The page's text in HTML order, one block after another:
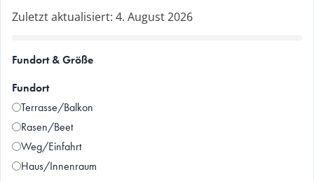
Zuletzt aktualisiert: 4. August 2026
Fundort & Größe
Fundort
Terrasse/Balkon
Rasen/Beet
Weg/Einfahrt
Haus/Innenraum